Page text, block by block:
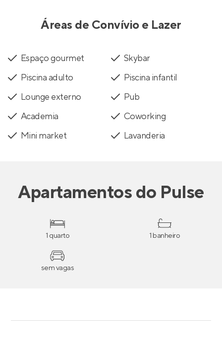
Áreas de Convívio e Lazer
Espaço gourmet
Skybar
Piscina adulto
Piscina infantil
Lounge externo
Pub
Academia
Coworking
Mini market
Lavanderia
Apartamentosdo Pulse
1 quarto 1 banheiro
sem vagas